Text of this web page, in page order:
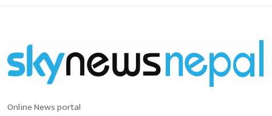
Online News portal